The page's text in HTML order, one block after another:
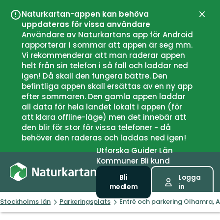
Naturkartan-appen kan behöva
uppdateras för vissa användare
Användare av Naturkartans app för Android
rapporterar i sommar att appen är seg mm.
Vi rekommenderar att man raderar appen
helt från sin telefon i så fall och laddar ned
igen! Då skall den fungera bättre. Den
befintliga appen skall ersättas av en ny app
efter sommaren. Den gamla appen laddar
all data för hela landet lokalt i appen (för
att klara offline-läge) men det innebär att
den blir för stor för vissa telefoner - då
behöver den raderas och laddas ned igen!
UtforskaGuiderLän
Kommuner Bli kund
Bli
medlem
Logga
in
Stockholms län Parkeringsplats Entré och parkering Olhamra,